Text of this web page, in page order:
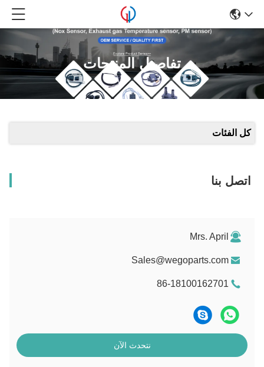
تفاصيل المنتجات
كل الفئات
اتصل بنا
Mrs. April
Sales@wegoparts.com
86-18100162701
نتحدث الآن